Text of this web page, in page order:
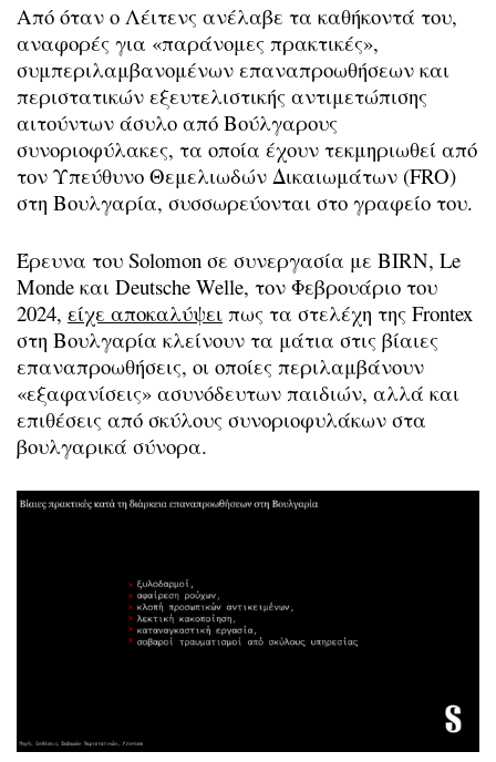
Από όταν ο Λέιτενς ανέλαβε τα καθήκοντά του,
αναφορές για «παράνομες πρακτικές»,
συμπεριλαμβανομένων επαναπροωθήσεων και
περιστατικών εξευτελιστικής αντιμετώπισης
αιτούντων άσυλο από Βούλγαρους
συνοριοφύλακες, τα οποία έχουν τεκμηριωθεί από
τον Υπεύθυνο Θεμελιωδών Δικαιωμάτων (FRO)
στη Βουλγαρία, συσσωρεύονται στο γραφείο του.
Έρευνα του Solomon σε συνεργασία με BIRN, Le
Monde και Deutsche Welle, τον Φεβρουάριο του
2024, είχε αποκαλύψει πως τα στελέχη της Frontex
στη Βουλγαρία κλείνουν τα μάτια στις βίαιες
επαναπροωθήσεις, οι οποίες περιλαμβάνουν
«εξαφανίσεις» ασυνόδευτων παιδιών, αλλά και
επιθέσεις από σκύλους συνοριοφυλάκων στα
βουλγαρικά σύνορα.